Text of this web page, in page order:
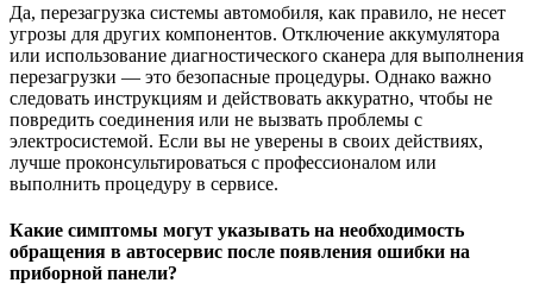
Да, перезагрузка системы автомобиля, как правило, не несет
угрозы для других компонентов. Отключение аккумулятора
или использование диагностического сканера для выполнения
перезагрузки — это безопасные процедуры. Однако важно
следовать инструкциям и действовать аккуратно, чтобы не
повредить соединения или не вызвать проблемы с
электросистемой. Если вы не уверены в своих действиях,
лучше проконсультироваться с профессионалом или
выполнить процедуру в сервисе.
Какие симптомы могут указывать на необходимость
обращения в автосервис после появления ошибки на
приборной панели?